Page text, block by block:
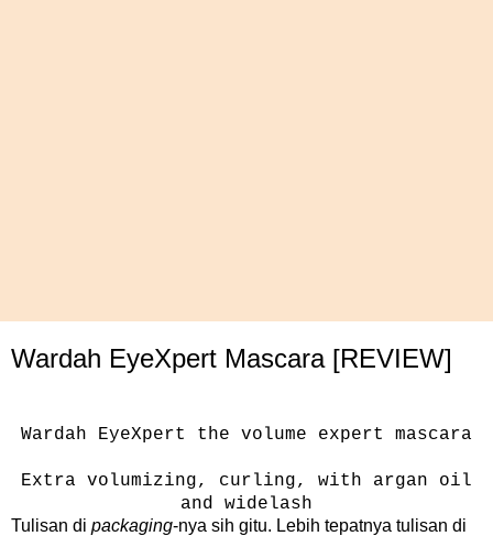
Wardah EyeXpert Mascara [REVIEW]
Wardah EyeXpert the volume expert mascara
Extra volumizing, curling, with argan oil
and widelash
Tulisan di packaging-nya sih gitu. Lebih tepatnya tulisan di